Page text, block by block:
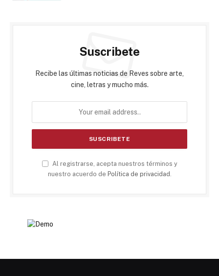
Suscribete
Recibe las últimas noticias de Reves sobre arte,
cine, letras y mucho más.
Al registrarse, acepta nuestros términos y
nuestro acuerdo de Política de privacidad .